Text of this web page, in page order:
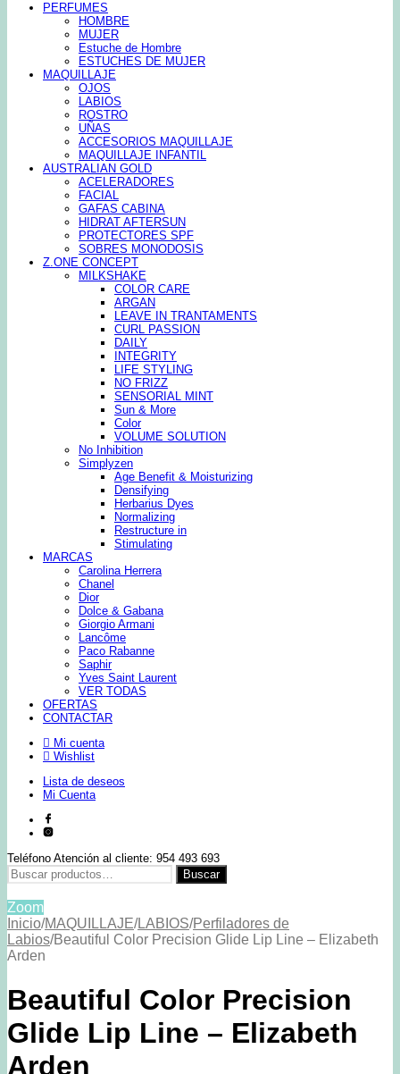
PERFUMES
HOMBRE
MUJER
Estuche de Hombre
ESTUCHES DE MUJER
MAQUILLAJE
OJOS
LABIOS
ROSTRO
UÑAS
ACCESORIOS MAQUILLAJE
MAQUILLAJE INFANTIL
AUSTRALIAN GOLD
ACELERADORES
FACIAL
GAFAS CABINA
HIDRAT AFTERSUN
PROTECTORES SPF
SOBRES MONODOSIS
Z.ONE CONCEPT
MILKSHAKE
COLOR CARE
ARGAN
LEAVE IN TRANTAMENTS
CURL PASSION
DAILY
INTEGRITY
LIFE STYLING
NO FRIZZ
SENSORIAL MINT
Sun & More
Color
VOLUME SOLUTION
No Inhibition
Simplyzen
Age Benefit & Moisturizing
Densifying
Herbarius Dyes
Normalizing
Restructure in
Stimulating
MARCAS
Carolina Herrera
Chanel
Dior
Dolce & Gabana
Giorgio Armani
Lancôme
Paco Rabanne
Saphir
Yves Saint Laurent
VER TODAS
OFERTAS
CONTACTAR
Mi cuenta
Wishlist
Lista de deseos
Mi Cuenta
Teléfono Atención al cliente: 954 493 693
Buscar
por:
Buscar
Zoom
Inicio/MAQUILLAJE/LABIOS/Perfiladores de
Labios/Beautiful Color Precision Glide Lip Line – Elizabeth
Arden
Beautiful Color Precision
Glide Lip Line – Elizabeth
Arden